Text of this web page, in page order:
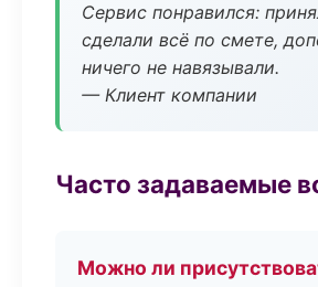
Сервис понравился:
сделали всё по смете,
ничего не навязывали.
— Клиент компании
Часто задаваемые
Можно ли